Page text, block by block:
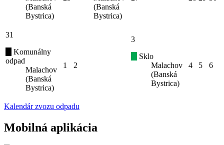
(Banská
Bystrica)
(Banská
Bystrica)
31
Komunálny
odpad
Malachov
(Banská
Bystrica)
1 2
3
Sklo
Malachov
(Banská
Bystrica)
4 5 6
Kalendár zvozu odpadu
Mobilná aplikácia